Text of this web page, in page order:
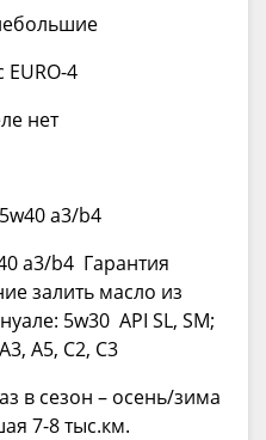
EURO-4
нет
a3/b4
a3/b4 Гарантия
залить масло из
5w30 API SL, SM;
A5, C2, C3
в сезон – осень/зима
7-8 тыс.км.